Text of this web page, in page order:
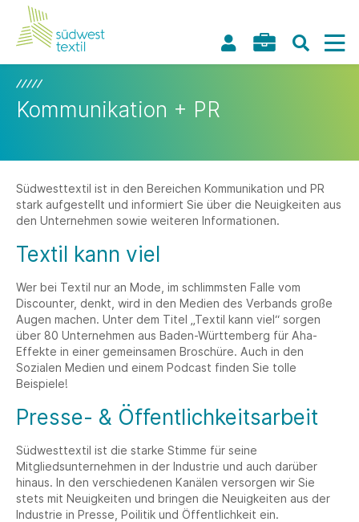
Kommunikation + PR
Südwesttextil ist in den Bereichen Kommunikation und PR
stark aufgestellt und informiert Sie über die Neuigkeiten aus
den Unternehmen sowie weiteren Informationen.
Textil kann viel
Wer bei Textil nur an Mode, im schlimmsten Falle vom
Discounter, denkt, wird in den Medien des Verbands große
Augen machen. Unter dem Titel „Textil kann viel“ sorgen
über 80 Unternehmen aus Baden-Württemberg für Aha-
Effekte in einer gemeinsamen Broschüre. Auch in den
Sozialen Medien und einem Podcast finden Sie tolle
Beispiele!
Presse- & Öffentlichkeitsarbeit
Südwesttextil ist die starke Stimme für seine
Mitgliedsunternehmen in der Industrie und auch darüber
hinaus. In den verschiedenen Kanälen versorgen wir Sie
stets mit Neuigkeiten und bringen die Neuigkeiten aus der
Industrie in Presse, Poilitik und Öffentlichkeit ein.